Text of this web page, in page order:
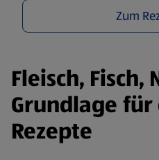
Zum
Fleisch, Fisch,
Grundlage
Rezepte